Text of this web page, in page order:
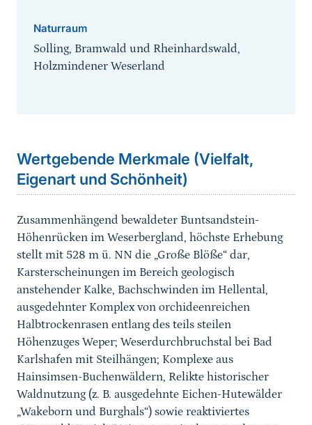
Naturraum
Solling, Bramwald und Rheinhardswald,
Holzmindener Weserland
Wertgebende Merkmale (Vielfalt,
Eigenart und Schönheit)
Zusammenhängend bewaldeter Buntsandstein-
Höhenrücken im Weserbergland, höchste Erhebung
stellt mit 528 m ü. NN die „Große Blöße“ dar,
Karsterscheinungen im Bereich geologisch
anstehender Kalke, Bachschwinden im Hellental,
ausgedehnter Komplex von orchideenreichen
Halbtrockenrasen entlang des teils steilen
Höhenzuges Weper; Weserdurchbruchstal bei Bad
Karlshafen mit Steilhängen; Komplexe aus
Hainsimsen-Buchenwäldern, Relikte historischer
Waldnutzung (z. B. ausgedehnte Eichen-Hutewälder
„Wakeborn und Burghals“) sowie reaktiviertes